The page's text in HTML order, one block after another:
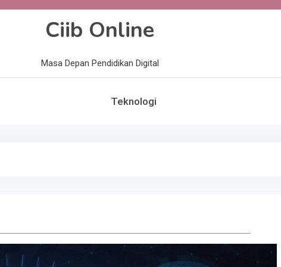
Ciib Online
Masa Depan Pendidikan Digital
Teknologi